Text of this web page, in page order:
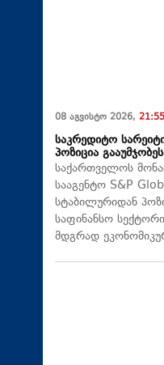
08 აგვისტო 2026, 21:55
საკრედიტო
პოზიცია
საქართველოს
სააგენტო S&P
სტაბილურიდან
საფინანსო
მდგრად